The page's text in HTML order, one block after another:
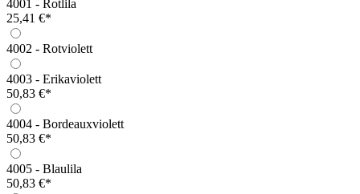
4001 - Rotlila
25,41 €*
4002 - Rotviolett
4003 - Erikaviolett
50,83 €*
4004 - Bordeauxviolett
50,83 €*
4005 - Blaulila
50,83 €*